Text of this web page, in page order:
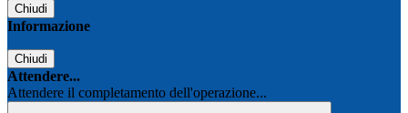
Chiudi
Informazione
Chiudi
Attendere...
Attendere il completamento dell'operazione...